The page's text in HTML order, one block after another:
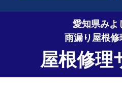
愛知県みよ
雨漏り屋根
屋根修理